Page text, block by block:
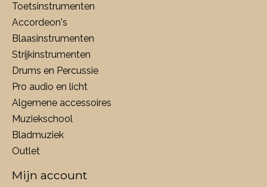
Toetsinstrumenten
Accordeon's
Blaasinstrumenten
Strijkinstrumenten
Drums en Percussie
Pro audio en licht
Algemene accessoires
Muziekschool
Bladmuziek
Outlet
Mijn account